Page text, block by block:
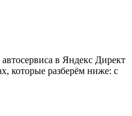
в Яндекс Директ
которые разберём ниже: с